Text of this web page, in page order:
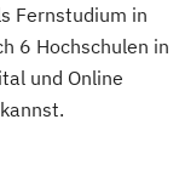
Fernstudium in
6 Hochschulen in
und Online